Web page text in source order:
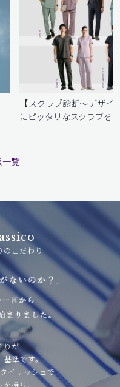
【スクラブ診断〜デザイ
にピッタリなスクラブを
覧
のこだわり
りが
基準です。
イリッシュで
持ち、